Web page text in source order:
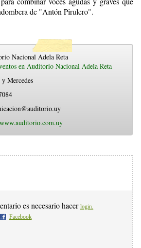
de "Antón Pirulero".
Nacional Adela Reta
en Auditorio Nacional Adela Reta
Mercedes
es necesario hacer login.
Facebook